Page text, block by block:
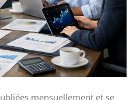
mensuellement et se